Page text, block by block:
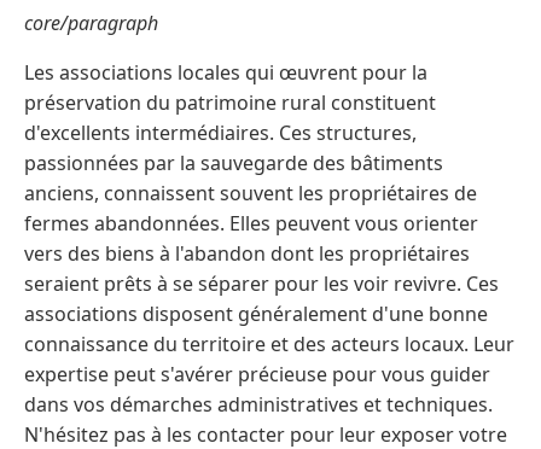
core/paragraph
Les associations locales qui œuvrent pour la
préservation du patrimoine rural constituent
d'excellents intermédiaires. Ces structures,
passionnées par la sauvegarde des bâtiments
anciens, connaissent souvent les propriétaires de
fermes abandonnées. Elles peuvent vous orienter
vers des biens à l'abandon dont les propriétaires
seraient prêts à se séparer pour les voir revivre. Ces
associations disposent généralement d'une bonne
connaissance du territoire et des acteurs locaux. Leur
expertise peut s'avérer précieuse pour vous guider
dans vos démarches administratives et techniques.
N'hésitez pas à les contacter pour leur exposer votre